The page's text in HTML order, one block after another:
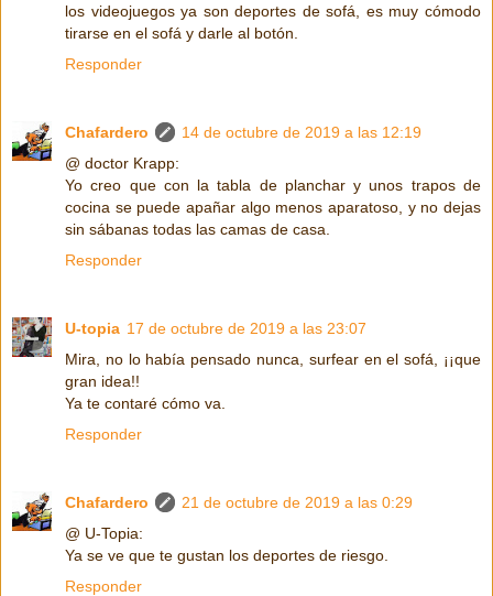
los videojuegos ya son deportes de sofá, es muy cómodo
tirarse en el sofá y darle al botón.
Responder
Chafardero
14 de octubre de 2019 a las 12:19
@ doctor Krapp:
Yo creo que con la tabla de planchar y unos trapos de
cocina se puede apañar algo menos aparatoso, y no dejas
sin sábanas todas las camas de casa.
Responder
U-topia 17 de octubre de 2019 a las 23:07
Mira, no lo había pensado nunca, surfear en el sofá, ¡¡que
gran idea!!
Ya te contaré cómo va.
Responder
Chafardero
21 de octubre de 2019 a las 0:29
@ U-Topia:
Ya se ve que te gustan los deportes de riesgo.
Responder